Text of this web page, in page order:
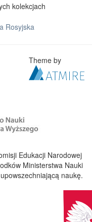
kolekcjach
Rosyjska
Theme by
Edukacji Narodowej
Ministerstwa Nauki
naukę.